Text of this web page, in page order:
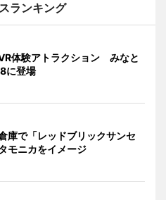
ランキング
体験アトラクション みなと
に登場
庫で「レッドブリックサンセ
モニカをイメージ